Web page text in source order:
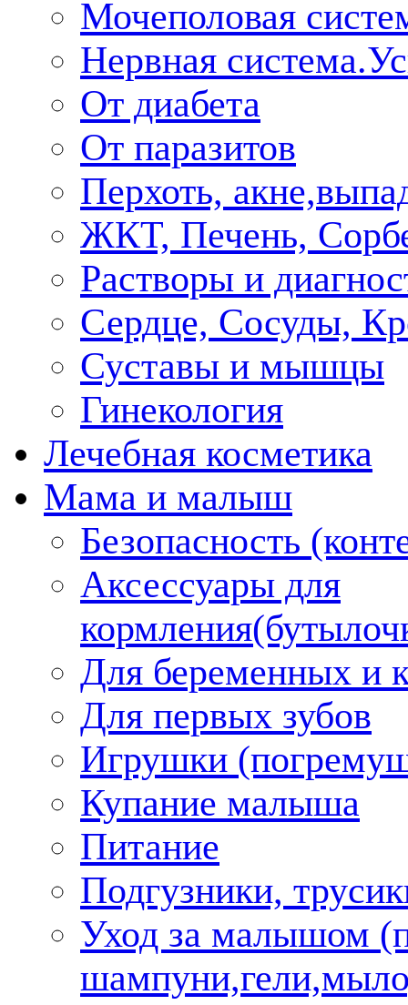
Мочеполовая
Нервная
От диабета
От паразитов
Перхоть,
ЖКТ, Печень,
Растворы и
Сердце, Сосуды,
Суставы и мышцы
Гинекология
Лечебная косметика
Мама и малыш
Безопасность
Аксессуары для
Для беременных и
Для первых зубов
Игрушки
Купание малыша
Питание
Подгузники,
Уход за малышом